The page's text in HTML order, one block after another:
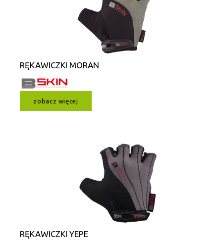
RĘKAWICZKI MORAN
zobacz więcej
RĘKAWICZKI YEPE